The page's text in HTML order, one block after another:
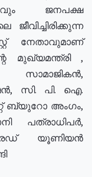
ജനപക്ഷ
നേതാവുമാണ്
മുഖ്യമന്ത്രി ,
സാമാജികൻ,
സി. പി. ഐ.
ബ്യുറോ അംഗം,
പത്രാധിപർ,
യൂണിയൻ